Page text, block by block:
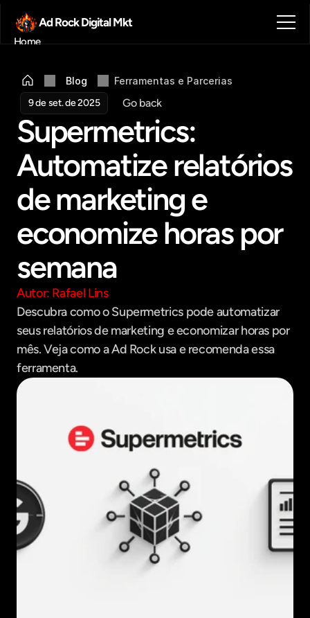
Ad Rock Digital Mkt
Home
Blog
Contato
Get in touch
Blog
Ferramentas e Parcerias
9 de set. de 2025
Go back
Supermetrics:
Automatize relatórios
de marketing e
economize horas por
semana
Autor: Rafael Lins
Descubra como o Supermetrics pode automatizar
seus relatórios de marketing e economizar horas por
mês. Veja como a Ad Rock usa e recomenda essa
ferramenta.